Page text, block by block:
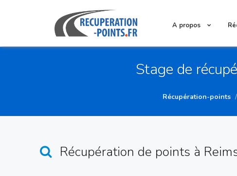
A propos
Stage de
Récupération-points
Récupération de points à